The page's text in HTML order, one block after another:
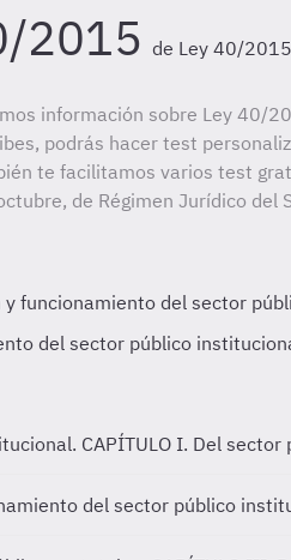
2015 de Ley 40/2015
información sobre Ley 40/
podrás hacer test
te facilitamos varios test
de Régimen Jurídico del
CAPÍTULO I. Del
del sector público